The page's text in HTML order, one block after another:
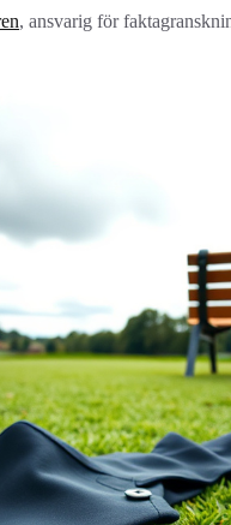
, ansvarig för